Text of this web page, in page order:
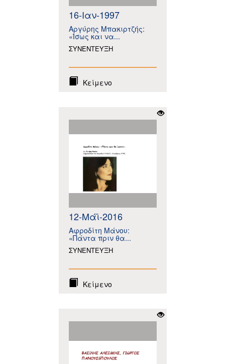
16-Ιαν-1997
Αργύρης Μπακιρτζής:
«Ίσως και να...
ΣΥΝΕΝΤΕΥΞΗ
Κείμενο
12-Μάϊ-2016
Αφροδίτη Μάνου:
«Πάντα πριν θα...
ΣΥΝΕΝΤΕΥΞΗ
Κείμενο